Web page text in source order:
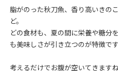
脂がのった秋刀魚、香り高いきの
ど。
どの食材も、夏の間に栄養や糖分
も美味しさが引き立つのが特徴です
考えるだけでお腹が空いてきますね